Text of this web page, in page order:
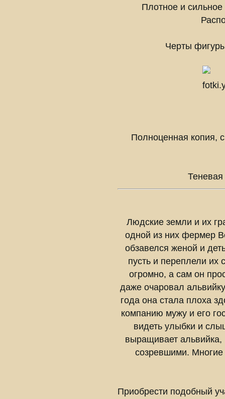
Плотное и
Черты
Полноценная копия,
Людские земли и их
одной из них фермер
обзавелся женой и
пусть и переплели их
огромно, а сам он
даже очаровал
года она стала плоха
компанию мужу и его
видеть улыбки и
выращивает альвийка,
созревшими. Многие
Приобрести подобный